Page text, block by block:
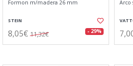
Formon m/madera 26 mm
STEIN
8,05€ 11,32€ - 29%
Arco